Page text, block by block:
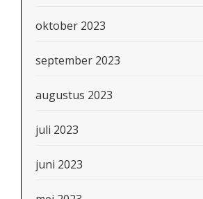
oktober 2023
september 2023
augustus 2023
juli 2023
juni 2023